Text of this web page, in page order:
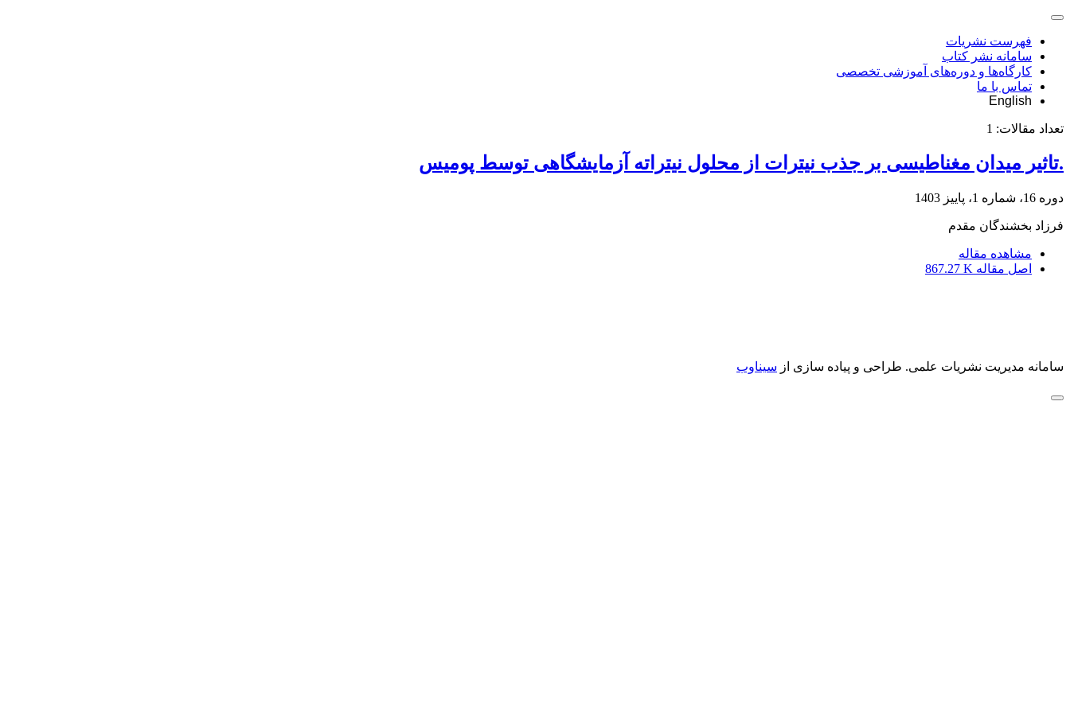
فهرست نشریات
سامانه نشر کتاب
کارگاه‌ها و دوره‌های آموزشی تخصصی
تماس با ما
English
تعداد مقالات: 1
.تاثیر میدان مغناطیسی بر جذب نیترات از محلول نیتراته آزمایشگاهی توسط پومیس
دوره 16، شماره 1، پاییز 1403
فرزاد بخشندگان مقدم
مشاهده مقاله
اصل مقاله 867.27 K
سامانه مدیریت نشریات علمی. طراحی و پیاده سازی از سیناوب